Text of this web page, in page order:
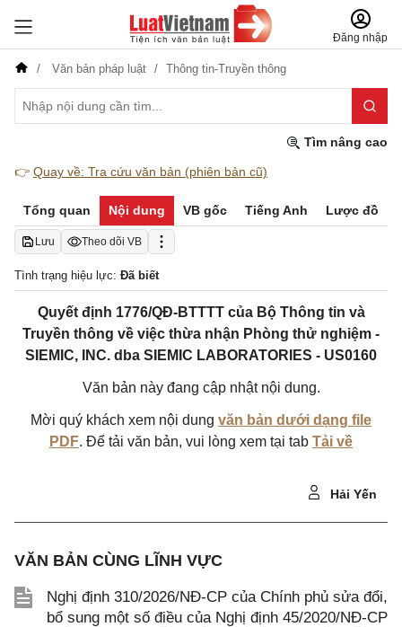
Đăng nhập
Văn bản pháp luật Thông tin-Truyền thông
Tìm nâng cao
👉 Quay về: Tra cứu văn bản (phiên bản cũ)
Tổng quan Nội dung VB gốc Tiếng Anh Lược đồ
Lưu Theo dõi VB
Tình trạng hiệu lực: Đã biết
Quyết định 1776/QĐ-BTTTT của Bộ Thông tin và
Truyền thông về việc thừa nhận Phòng thử nghiệm -
SIEMIC, INC. dba SIEMIC LABORATORIES - US0160
Văn bản này đang cập nhật nội dung.
Mời quý khách xem nội dung văn bản dưới dạng file
PDF. Để tải văn bản, vui lòng xem tại tab Tải về
Hải Yến
VĂN BẢN CÙNG LĨNH VỰC
Nghị định 310/2026/NĐ-CP của Chính phủ sửa đổi,
bổ sung một số điều của Nghị định 45/2020/NĐ-CP